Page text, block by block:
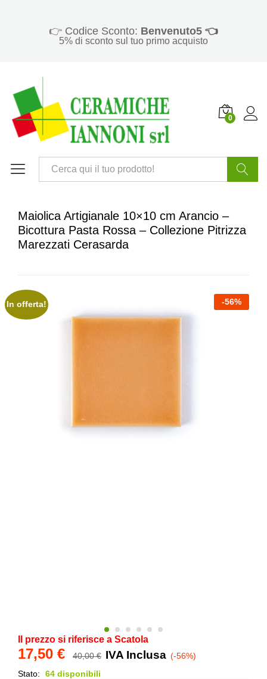
👉 Codice Sconto: Benvenuto5 👈
5% di sconto sul tuo primo acquisto
0
Maiolica Artigianale 10×10 cm Arancio –
Bicottura Pasta Rossa – Collezione Pitrizza
Marezzati Cerasarda
In offerta! -56%
Il prezzo si riferisce a Scatola
17,50 € 40,00€ IVA Inclusa (-56%)
Stato:
64 disponibili